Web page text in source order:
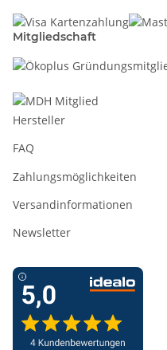
Mitgliedschaft
Hersteller
FAQ
Zahlungsmöglichkeiten
Versandinformationen
Newsletter